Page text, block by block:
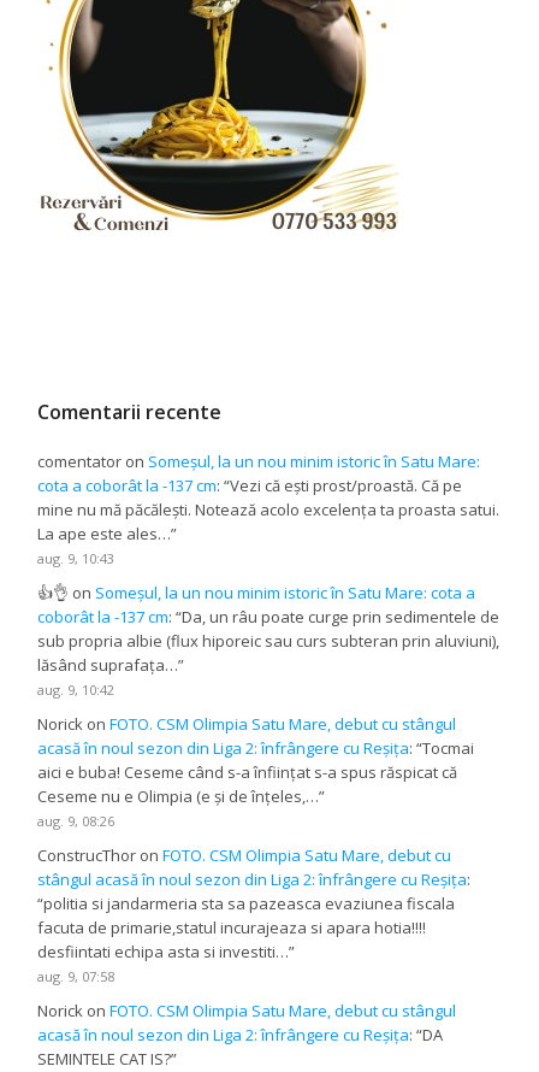
Comentarii recente
comentator on Someșul, la un nou minim istoric în Satu Mare:
cota a coborât la -137 cm: “Vezi că ești prost/proastă. Că pe
mine nu mă păcălești. Notează acolo excelența ta proasta satui.
La ape este ales…”
aug. 9, 10:43
👍👌 on Someșul, la un nou minim istoric în Satu Mare: cota a
coborât la -137 cm: “Da, un râu poate curge prin sedimentele de
sub propria albie (flux hiporeic sau curs subteran prin aluviuni),
lăsând suprafața…”
aug. 9, 10:42
Norick onFOTO. CSM Olimpia Satu Mare, debut cu stângul
acasă în noul sezon din Liga 2: înfrângere cu Reșița: “Tocmai
aici e buba! Ceseme când s-a înființat s-a spus răspicat că
Ceseme nu e Olimpia (e și de înțeles,…”
aug. 9, 08:26
ConstrucThor onFOTO. CSM Olimpia Satu Mare, debut cu
stângul acasă în noul sezon din Liga 2: înfrângere cu Reșița:
“politia si jandarmeria sta sa pazeasca evaziunea fiscala
facuta de primarie,statul incurajeaza si apara hotia!!!!
desfiintati echipa asta si investiti…”
aug. 9, 07:58
Norick onFOTO. CSM Olimpia Satu Mare, debut cu stângul
acasă în noul sezon din Liga 2: înfrângere cu Reșița: “DA
SEMINTELE CAT IS?”